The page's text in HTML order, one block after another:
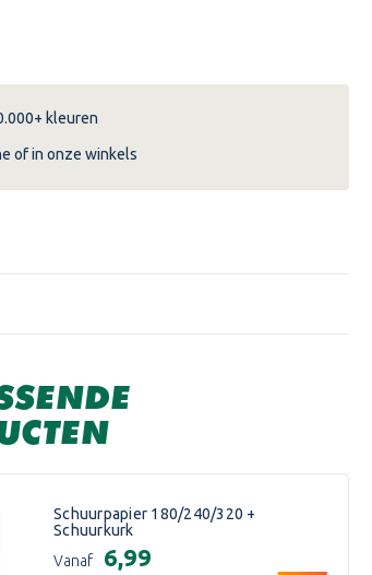
kleuren
of in onze winkels
Schuurpapier 180/240/320 +
Schuurkurk
Vanaf
€6,99